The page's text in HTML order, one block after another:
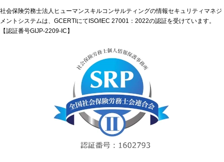
社会保険労務士法人ヒューマンスキルコンサルティングの情報セキュリティマネジ
メントシステムは、GCERTIにてISO/IEC 27001：2022の認証を受けています。
【認証番号GIJP-2209-IC】